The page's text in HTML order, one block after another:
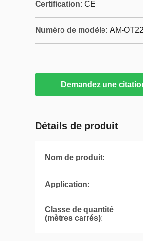
Certification: CE
Numéro de modèle: AM-OT22
Demandez une
Détails de produit
Nom de produit:
Application:
Classe de quantité
(mètres carrés):